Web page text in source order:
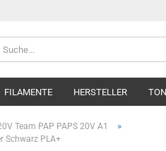
FILAMENTE HERSTELLER
Team PAP PAPS 20V A1 »
Schwarz PLA+